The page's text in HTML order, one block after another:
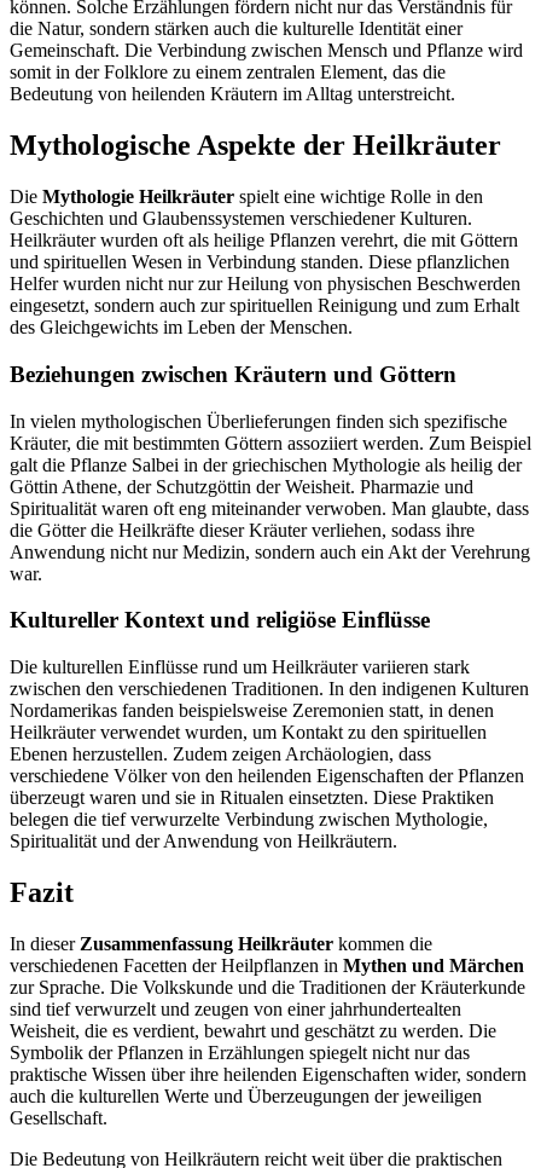
können. Solche Erzählungen fördern nicht nur das Verständnis für
die Natur, sondern stärken auch die kulturelle Identität einer
Gemeinschaft. Die Verbindung zwischen Mensch und Pflanze wird
somit in der Folklore zu einem zentralen Element, das die
Bedeutung von heilenden Kräutern im Alltag unterstreicht.
Mythologische Aspekte der Heilkräuter
Die Mythologie Heilkräuter spielt eine wichtige Rolle in den
Geschichten und Glaubenssystemen verschiedener Kulturen.
Heilkräuter wurden oft als heilige Pflanzen verehrt, die mit Göttern
und spirituellen Wesen in Verbindung standen. Diese pflanzlichen
Helfer wurden nicht nur zur Heilung von physischen Beschwerden
eingesetzt, sondern auch zur spirituellen Reinigung und zum Erhalt
des Gleichgewichts im Leben der Menschen.
Beziehungen zwischen Kräutern und Göttern
In vielen mythologischen Überlieferungen finden sich spezifische
Kräuter, die mit bestimmten Göttern assoziiert werden. Zum Beispiel
galt die Pflanze Salbei in der griechischen Mythologie als heilig der
Göttin Athene, der Schutzgöttin der Weisheit. Pharmazie und
Spiritualität waren oft eng miteinander verwoben. Man glaubte, dass
die Götter die Heilkräfte dieser Kräuter verliehen, sodass ihre
Anwendung nicht nur Medizin, sondern auch ein Akt der Verehrung
war.
Kultureller Kontext und religiöse Einflüsse
Die kulturellen Einflüsse rund um Heilkräuter variieren stark
zwischen den verschiedenen Traditionen. In den indigenen Kulturen
Nordamerikas fanden beispielsweise Zeremonien statt, in denen
Heilkräuter verwendet wurden, um Kontakt zu den spirituellen
Ebenen herzustellen. Zudem zeigen Archäologien, dass
verschiedene Völker von den heilenden Eigenschaften der Pflanzen
überzeugt waren und sie in Ritualen einsetzten. Diese Praktiken
belegen die tief verwurzelte Verbindung zwischen Mythologie,
Spiritualität und der Anwendung von Heilkräutern.
Fazit
In dieser Zusammenfassung Heilkräuter kommen die
verschiedenen Facetten der Heilpflanzen in Mythen und Märchen
zur Sprache. Die Volkskunde und die Traditionen der Kräuterkunde
sind tief verwurzelt und zeugen von einer jahrhundertealten
Weisheit, die es verdient, bewahrt und geschätzt zu werden. Die
Symbolik der Pflanzen in Erzählungen spiegelt nicht nur das
praktische Wissen über ihre heilenden Eigenschaften wider, sondern
auch die kulturellen Werte und Überzeugungen der jeweiligen
Gesellschaft.
Die Bedeutung von Heilkräutern reicht weit über die praktischen